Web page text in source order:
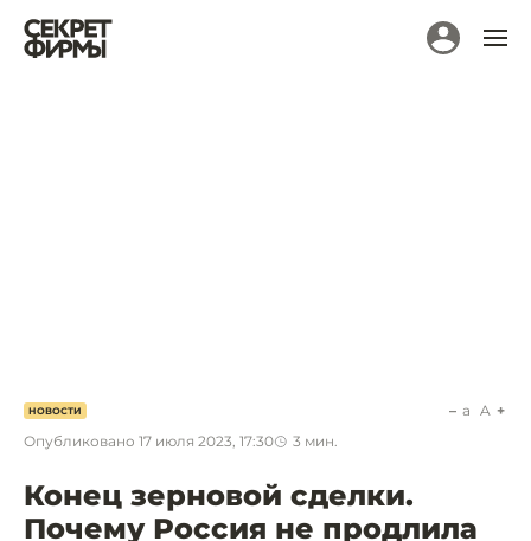
НОВОСТИ
Опубликовано 17 июля 2023, 17:30 3 мин.
a A
Конец зерновой сделки.
Почему Россия не продлила